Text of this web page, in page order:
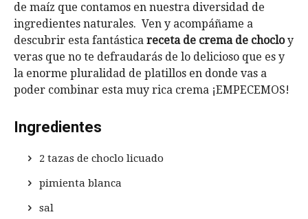
de maíz que contamos en nuestra diversidad de
ingredientes naturales. Ven y acompáñame a
descubrir esta fantástica receta de crema de chocloy
veras que no te defraudarás de lo delicioso que es y
la enorme pluralidad de platillos en donde vas a
poder combinar esta muy rica crema ¡EMPECEMOS!
Ingredientes
2 tazas de choclo licuado
pimienta blanca
sal